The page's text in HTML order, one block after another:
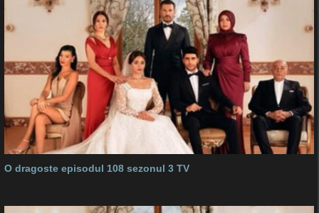
O dragoste episodul 108 sezonul 3 TV